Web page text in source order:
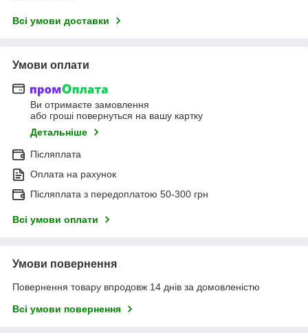
Всі умови доставки
Умови оплати
Ви отримаєте замовлення
або гроші повернуться на вашу картку
Детальніше
Післяплата
Оплата на рахунок
Післяплата з передоплатою 50-300 грн
Всі умови оплати
Умови повернення
Повернення товару впродовж 14 днів за домовленістю
Всі умови повернення